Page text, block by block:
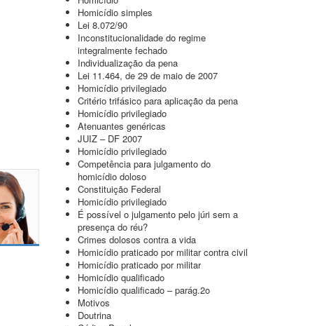
Homicídio simples
Lei 8.072/90
Inconstitucionalidade do regime
integralmente fechado
Individualização da pena
Lei 11.464, de 29 de maio de 2007
Homicídio privilegiado
Critério trifásico para aplicação da pena
Homicídio privilegiado
Atenuantes genéricas
JUIZ – DF 2007
Homicídio privilegiado
Competência para julgamento do
homicídio doloso
Constituição Federal
Homicídio privilegiado
É possível o julgamento pelo júri sem a
presença do réu?
Crimes dolosos contra a vida
Homicídio praticado por militar contra civil
Homicídio praticado por militar
Homicídio qualificado
Homicídio qualificado – parág.2o
Motivos
Doutrina